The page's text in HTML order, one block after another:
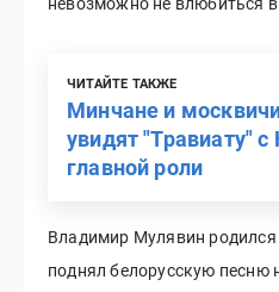
ЧИТАЙТЕ ТАКЖЕ
Минчане и
увидят "Травиату" с
главной роли
Владимир Мулявин родился
поднял белорусскую песню